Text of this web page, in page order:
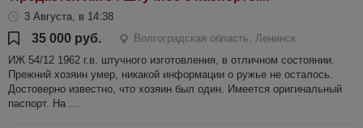
3 Августа, в 14:38
35 000 руб.
Волгоградская область, Ленинск
ИЖ 54/12 1962 г.в. штучного изготовления, в отличном состоянии.
Прежний хозяин умер, никакой информации о ружье не осталось.
Достоверно известно, что хозяин был один. Имеется оригинальный
паспорт. На ...